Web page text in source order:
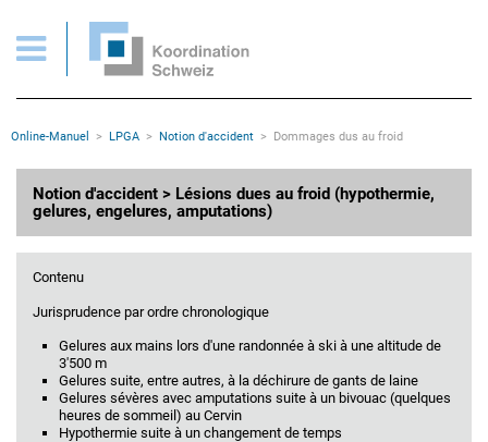
Pages importantes
Page d'accueil
Contenu
Plan du site
Rootline
Online-Manuel LPGA Notion d'accident Dommages dus au froid
Notion d'accident > Lésions dues au froid (hypothermie,
gelures, engelures, amputations)
Contenu
Jurisprudence par ordre chronologique
Gelures aux mains lors d'une randonnée à ski à une altitude de
3'500 m
Gelures suite, entre autres, à la déchirure de gants de laine
Gelures sévères avec amputations suite à un bivouac (quelques
heures de sommeil) au Cervin
Hypothermie suite à un changement de temps